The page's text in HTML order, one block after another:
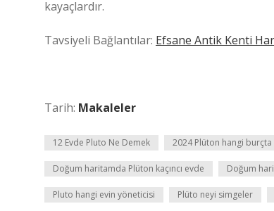
kayaçlardır.
Tavsiyeli Bağlantılar: Efsane Antik Kenti
Tarih: Makaleler
12 Evde Pluto Ne Demek 2024 Plüton hangi burçta
Doğum haritamda Plüton kaçıncı evde Doğum
Pluto hangi evin yöneticisi Plüto neyi simgeler